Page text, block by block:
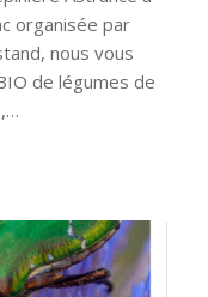
organisée par
nous vous
de légumes de